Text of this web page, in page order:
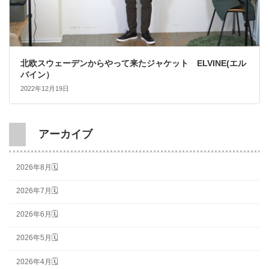
北欧スウェーデンからやって来たジャケット ELVINE(エル
バイン）
2022年12月19日
アーカイブ
2026年8月🗓
2026年7月🗓
2026年6月🗓
2026年5月🗓
2026年4月🗓